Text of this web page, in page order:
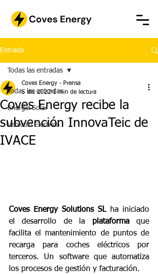
Entrada
Todas las entradas
Energía Solar
Vehículo Eléctrico
Todas las entradas
Coves Energy recibe la
subvención InnovaTeic de
IVACE
Coves Energy - Prensa
5 dic 2022 1 min de lectura
Coves Energy Solutions SL ha iniciado
el desarrollo de la plataforma que
facilita el mantenimiento de puntos de
recarga para coches eléctricos por
terceros. Un software que automatiza
los procesos de gestión y facturación.